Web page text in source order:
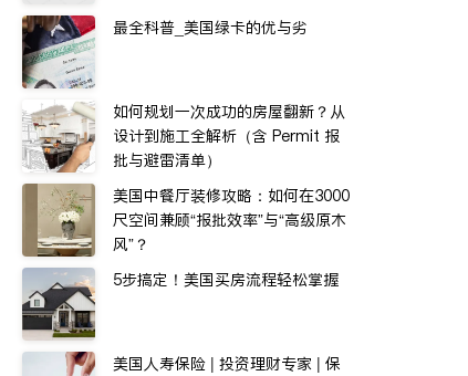
最全科普_美国绿卡的优与劣
如何规划一次成功的房屋翻新？从
设计到施工全解析（含 Permit 报
批与避雷清单）
美国中餐厅装修攻略：如何在3000
尺空间兼顾“报批效率”与“高级原木
风”？
5步搞定！美国买房流程轻松掌握
美国人寿保险 | 投资理财专家 | 保